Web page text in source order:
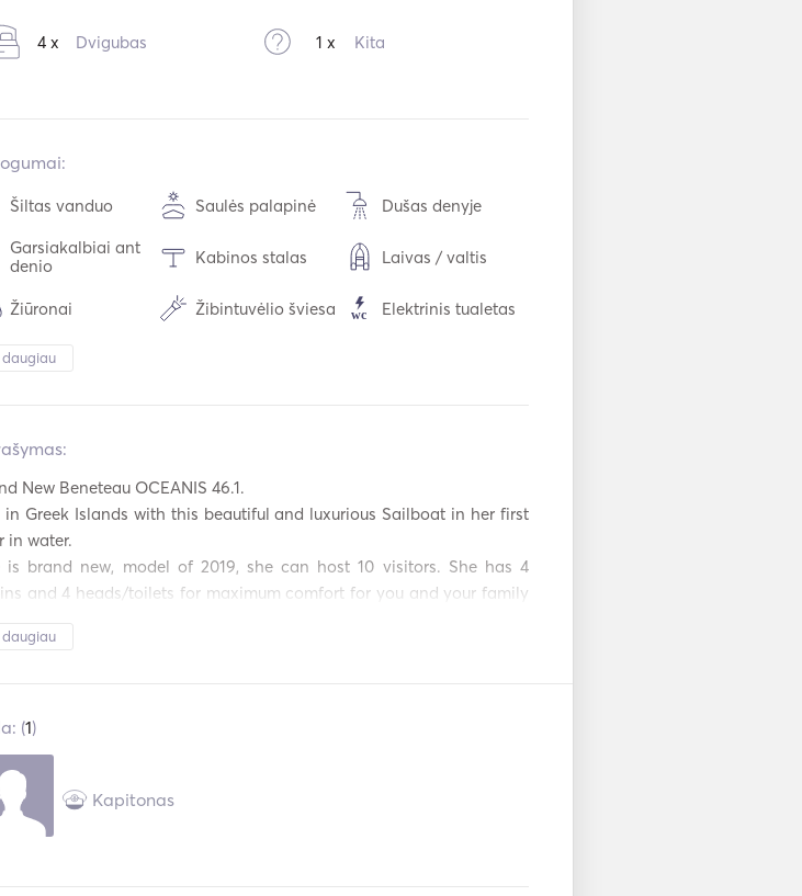
4 x Dvigubas 1 x Kita
Šiltas vanduo Saulės palapinė Dušas denyje
Garsiakalbiai ant
denio
Kabinos stalas Laivas / valtis
Žiūronai Žibintuvėlio šviesa Elektrinis tualetas
Šaldiklis
Pagalbinė jungtis
DVD grotuvas Nardymo įranga Burlaivis
New Beneteau OCEANIS 46.1.
in Greek Islands with this beautiful and luxurious Sailboat in her first
in water.
is brand new, model of 2019, she can host 10 visitors. She has 4
and 4 heads/toilets for maximum comfort for you and your family
the secret beaches and beautiful Aegean sea with this amazing
(1)
Kapitonas